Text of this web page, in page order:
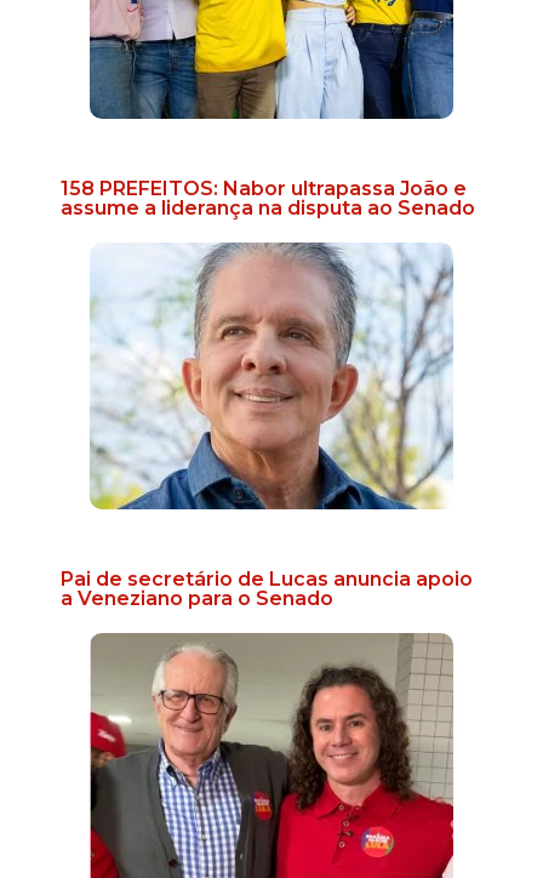
158 PREFEITOS: Nabor ultrapassa João e
assume a liderança na disputa ao Senado
Pai de secretário de Lucas anuncia apoio
a Veneziano para o Senado